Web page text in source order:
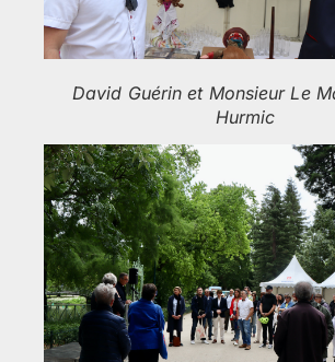
David Guérin et Monsieur Le
Hurmic